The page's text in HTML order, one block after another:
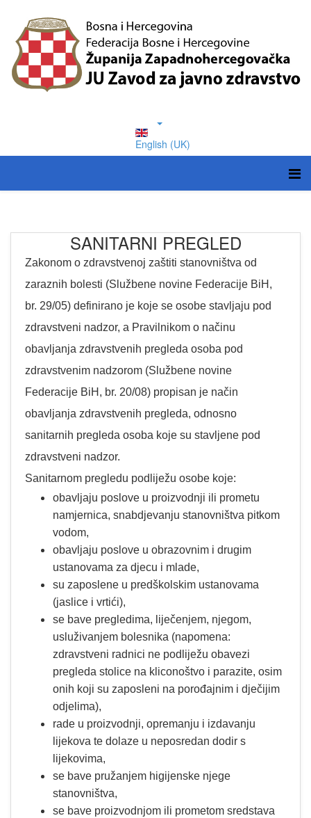
English (UK)
SANITARNI PREGLED
Zakonom o zdravstvenoj zaštiti stanovništva od
zaraznih bolesti (Službene novine Federacije BiH,
br. 29/05) definirano je koje se osobe stavljaju pod
zdravstveni nadzor, a Pravilnikom o načinu
obavljanja zdravstvenih pregleda osoba pod
zdravstvenim nadzorom (Službene novine
Federacije BiH, br. 20/08) propisan je način
obavljanja zdravstvenih pregleda, odnosno
sanitarnih pregleda osoba koje su stavljene pod
zdravstveni nadzor.
Sanitarnom pregledu podliježu osobe koje:
obavljaju poslove u proizvodnji ili prometu
namjernica, snabdjevanju stanovništva pitkom
vodom,
obavljaju poslove u obrazovnim i drugim
ustanovama za djecu i mlade,
su zaposlene u predškolskim ustanovama
(jaslice i vrtići),
se bave pregledima, liječenjem, njegom,
usluživanjem bolesnika (napomena:
zdravstveni radnici ne podliježu obavezi
pregleda stolice na kliconoštvo i parazite, osim
onih koji su zaposleni na porođajnim i dječijim
odjelima),
rade u proizvodnji, opremanju i izdavanju
lijekova te dolaze u neposredan dodir s
lijekovima,
se bave pružanjem higijenske njege
stanovništva,
se bave proizvodnjom ili prometom sredstava